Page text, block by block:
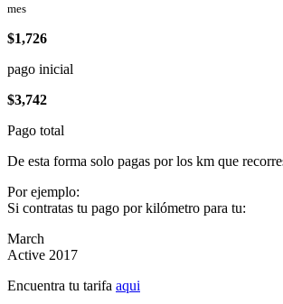
mes
$1,726
pago inicial
$3,742
Pago total
De esta forma solo pagas por los km que
Por ejemplo:
Si contratas tu pago por kilómetro para tu:
March
Active 2017
Encuentra tu tarifa aqui